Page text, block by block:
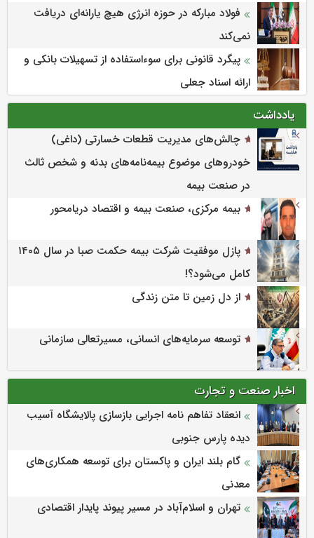
فولاد مبارکه در حوزه انرژی هیچ یارانه‌ای دریافت
نمی‌کند
پیگرد قانونی برای سوءاستفاده از تسهیلات بانکی و
ارائه اسناد جعلی
یادداشت
چالش‌های مدیریت قطعات خسارتی (داغی)
خودروهای موضوع بیمه‌نامه‌های بدنه و شخص ثالث
در صنعت بیمه
بیمه مرکزی، صنعت بیمه و اقتصاد دریامحور
پازل موفقیت شرکت بیمه حکمت صبا در سال ۱۴۰۵
کامل می‌شود؟!
از دل زمین تا متن زندگی
توسعه سرمایه‌های انسانی، مسیرتعالی سازمانی
اخبار صنعت و تجارت
انعقاد تفاهم نامه اجرایی بازسازی پالایشگاه آسیب
دیده پارس جنوبی
گام بلند ایران و پاکستان برای توسعه همکاری‌های
معدنی
تهران و اسلام‌آباد در مسیر پیوند پایدار اقتصادی